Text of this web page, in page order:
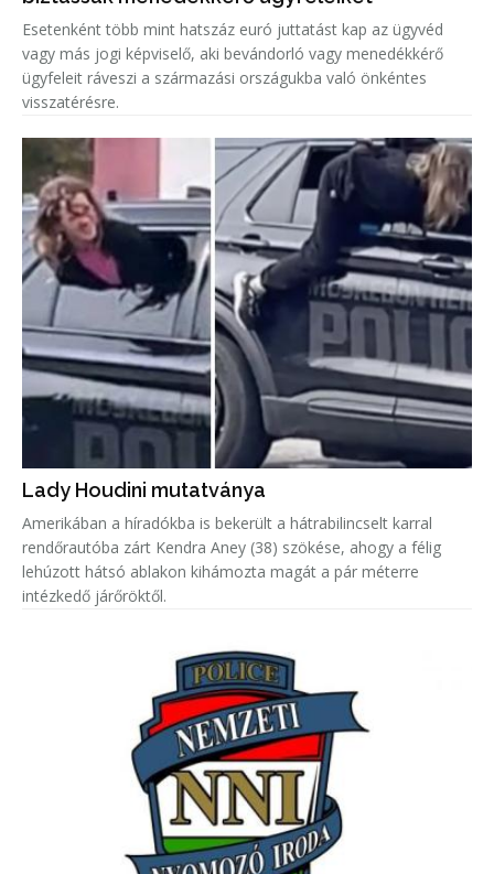
Esetenként több mint hatszáz euró juttatást kap az ügyvéd
vagy más jogi képviselő, aki bevándorló vagy menedékkérő
ügyfeleit ráveszi a származási országukba való önkéntes
visszatérésre.
Lady Houdini mutatványa
Amerikában a híradókba is bekerült a hátrabilincselt karral
rendőrautóba zárt Kendra Aney (38) szökése, ahogy a félig
lehúzott hátsó ablakon kihámozta magát a pár méterre
intézkedő járőröktől.